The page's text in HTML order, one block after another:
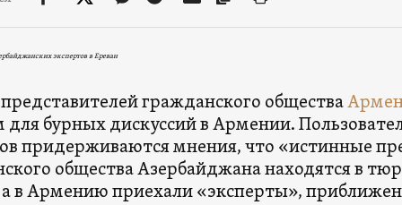
экспертов в Ереван
гражданского общества
бурных дискуссий в Армении.
придерживаются мнения, что «истинные
общества Азербайджана находятся в
в Армению приехали «эксперты»,